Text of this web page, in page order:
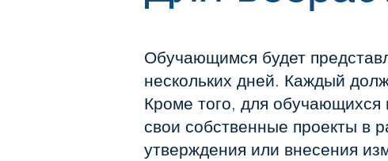
Обучающимся будет
нескольких дней. Каждый
Кроме того, для обучающихся
свои собственные проекты в
утверждения или внесения